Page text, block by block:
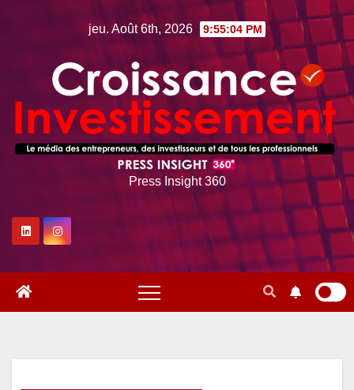
jeu. Août 6th, 2026 9:55:05 PM
Press Insight 360